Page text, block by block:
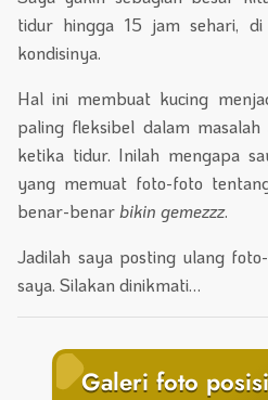
tidur hingga 15 jam sehari,
kondisinya.
Hal ini membuat kucing
paling fleksibel dalam
ketika tidur. Inilah mengapa
yang memuat foto-foto
benar-benarbikin gemezzz.
Jadilah saya posting ulang
saya. Silakan dinikmati…
Galeri foto